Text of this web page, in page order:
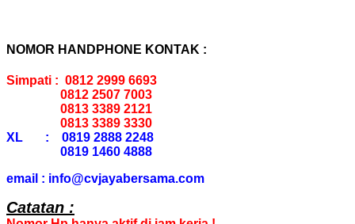
NOMOR HANDPHONE KONTAK :
Simpati : 0812 2999 6693
0812 2507 7003
0813 3389 2121
0813 3389 3330
XL : 0819 2888 2248
0819 1460 4888
email : info@cvjayabersama.com
Catatan :